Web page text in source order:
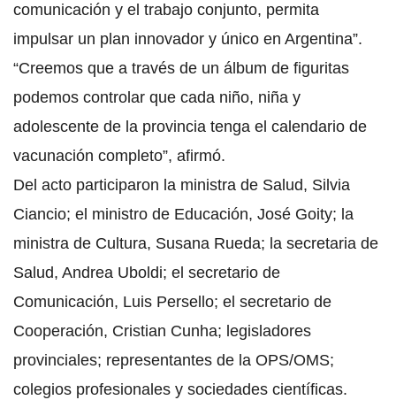
comunicación y el trabajo conjunto, permita
impulsar un plan innovador y único en Argentina”.
“Creemos que a través de un álbum de figuritas
podemos controlar que cada niño, niña y
adolescente de la provincia tenga el calendario de
vacunación completo”, afirmó.
Del acto participaron la ministra de Salud, Silvia
Ciancio; el ministro de Educación, José Goity; la
ministra de Cultura, Susana Rueda; la secretaria de
Salud, Andrea Uboldi; el secretario de
Comunicación, Luis Persello; el secretario de
Cooperación, Cristian Cunha; legisladores
provinciales; representantes de la OPS/OMS;
colegios profesionales y sociedades científicas.